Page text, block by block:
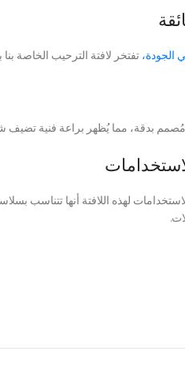
تفتخر لافتة الترحيب الخاصة
بدقة، مما يُظهر براعة فنية تضيف
لهذه اللافتة أنها تتناسب